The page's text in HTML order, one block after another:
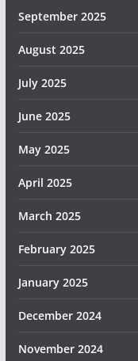
September 2025
August 2025
July 2025
June 2025
May 2025
April 2025
March 2025
February 2025
January 2025
December 2024
November 2024